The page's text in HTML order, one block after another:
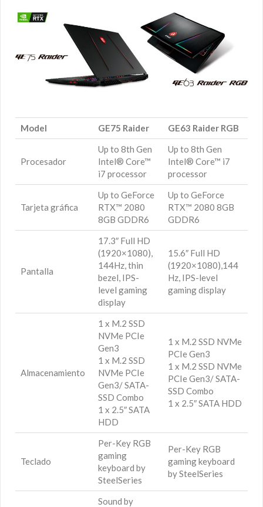
Model GE75 Raider GE63 Raider RGB
Procesador
Up to 8th Gen
Intel® Core™
i7 processor
Up to 8th Gen
Intel® Core™ i7
processor
Tarjeta gráfica
Up to GeForce
RTX™ 2080
8GB GDDR6
Up to GeForce
RTX™ 2080 8GB
GDDR6
Pantalla
17.3″ Full HD
(1920×1080),
144Hz, thin
bezel, IPS-
level gaming
display
15.6″ Full HD
(1920×1080),144
Hz, IPS-level
gaming display
Almacenamiento
1 x M.2 SSD
NVMe PCIe
Gen3
1 x M.2 SSD
NVMe PCIe
Gen3/ SATA-
SSD Combo
1 x 2.5″ SATA
HDD
1 x M.2 SSD NVMe
PCIe Gen3
1 x M.2 SSD NVMe
PCIe Gen3/ SATA-
SSD Combo
1 x 2.5″ SATA HDD
Teclado
Per-Key RGB
gaming
keyboard by
SteelSeries
Per-Key RGB
gaming keyboard
by SteelSeries
Sound by